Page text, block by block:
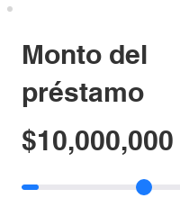
Monto del
préstamo
$10,000,000